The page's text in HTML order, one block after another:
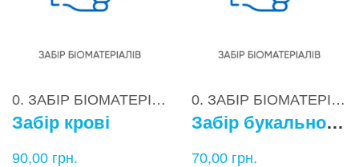
0. ЗАБІР БІОМАТЕРІАЛІВ
Забір крові
90,00 грн.
0. ЗАБІР БІОМАТЕРІАЛІВ
Забір букального епітелію
70,00 грн.